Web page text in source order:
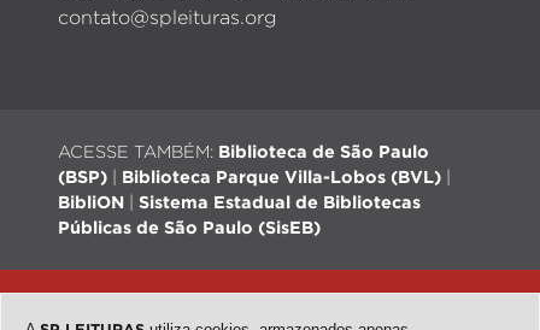
contato@spleituras.org
ACESSE TAMBÉM: Biblioteca de São Paulo
(BSP)
Biblioteca Parque Villa-Lobos (BVL)
BibliON
Sistema Estadual de Bibliotecas
Públicas de São Paulo (SisEB)
QubeDesign
| Arte: Passarim db